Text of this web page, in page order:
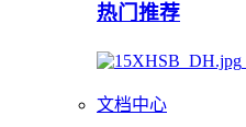
热门推荐
文档中心